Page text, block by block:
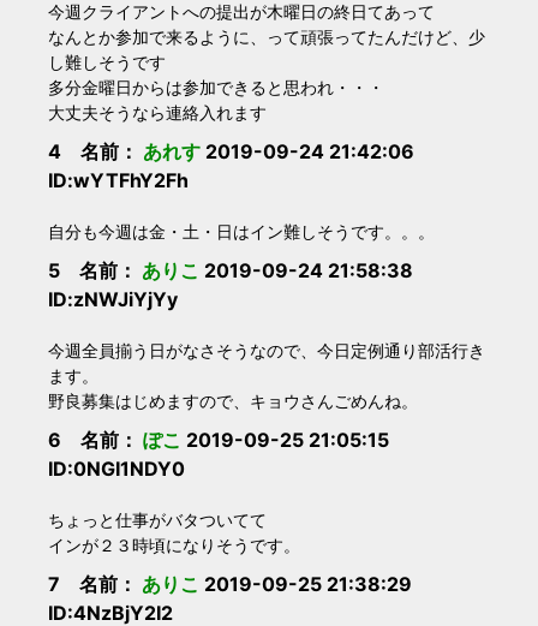
今週クライアントへの提出が木曜日の終日てあって
なんとか参加で来るように、って頑張ってたんだけど、少
し難しそうです
多分金曜日からは参加できると思われ・・・
大丈夫そうなら連絡入れます
4 名前： あれす 2019-09-24 21:42:06
ID:wYTFhY2Fh
自分も今週は金・土・日はイン難しそうです。。。
5 名前： ありこ 2019-09-24 21:58:38
ID:zNWJiYjYy
今週全員揃う日がなさそうなので、今日定例通り部活行き
ます。
野良募集はじめますので、キョウさんごめんね。
6 名前： ぽこ 2019-09-25 21:05:15
ID:0NGI1NDY0
ちょっと仕事がバタついてて
インが２３時頃になりそうです。
7 名前： ありこ 2019-09-25 21:38:29
ID:4NzBjY2I2